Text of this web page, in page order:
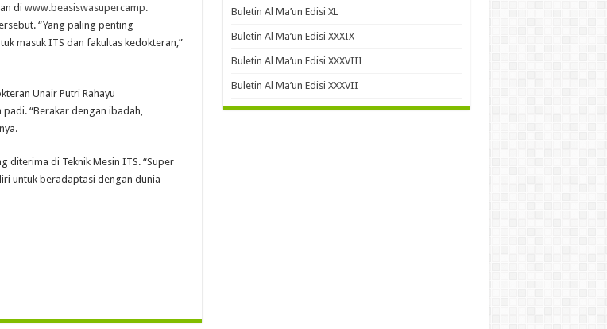
di www.beasiswasupercamp.
“Yang paling penting
masuk ITS dan fakultas kedokteran,”
Unair Putri Rahayu
“Berakar dengan ibadah,
diterima di Teknik Mesin ITS. “Super
untuk beradaptasi dengan dunia
Buletin Al Ma’un Edisi XL
Buletin Al Ma’un Edisi XXXIX
Buletin Al Ma’un Edisi XXXVIII
Buletin Al Ma’un Edisi XXXVII